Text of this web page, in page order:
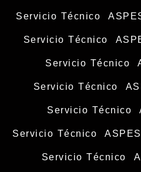
Servicio Técnico
Servicio Técnico
Servicio Técnico
Servicio Técnico
Servicio Técnico
Servicio Técnico
Servicio Técnico